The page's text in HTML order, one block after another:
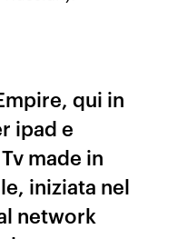
qui in
ipad e
made in
iniziata nel
network